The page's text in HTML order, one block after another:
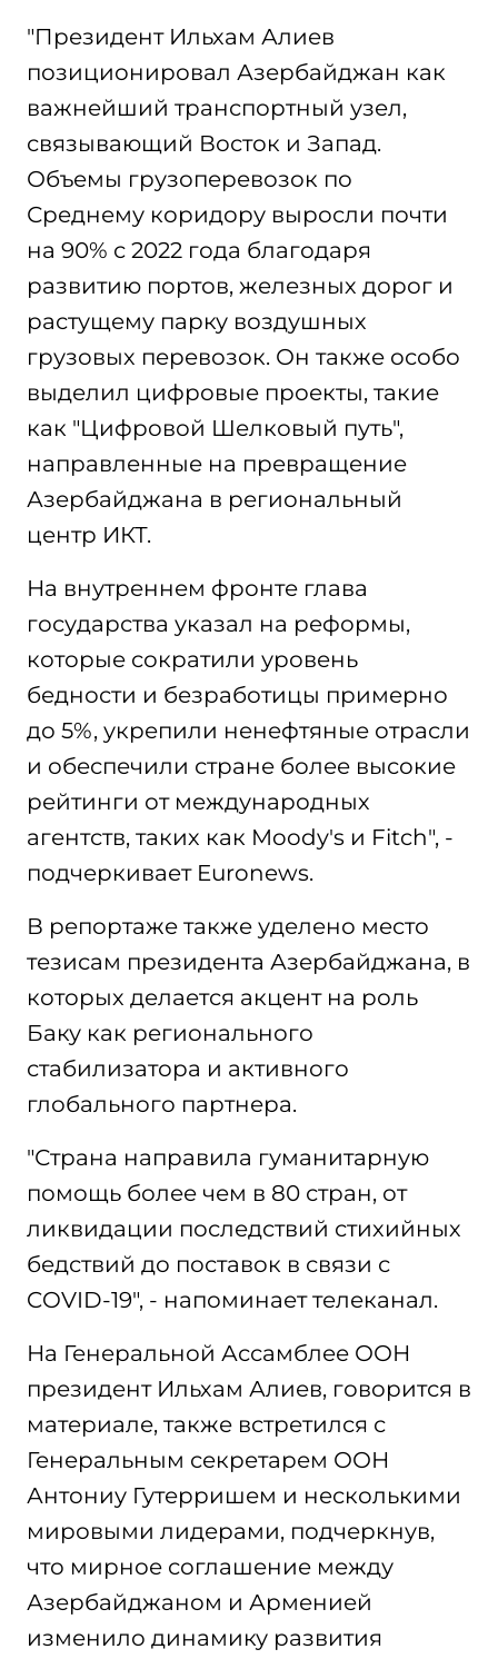
"Президент Ильхам Алиев
позиционировал Азербайджан как
важнейший транспортный узел,
связывающий Восток и Запад.
Объемы грузоперевозок по
Среднему коридору выросли почти
на 90% с 2022 года благодаря
развитию портов, железных дорог и
растущему парку воздушных
грузовых перевозок. Он также особо
выделил цифровые проекты, такие
как "Цифровой Шелковый путь",
направленные на превращение
Азербайджана в региональный
центр ИКТ.
На внутреннем фронте глава
государства указал на реформы,
которые сократили уровень
бедности и безработицы примерно
до 5%, укрепили ненефтяные отрасли
и обеспечили стране более высокие
рейтинги от международных
агентств, таких как Moody's и Fitch", -
подчеркивает Euronews.
В репортаже также уделено место
тезисам президента Азербайджана, в
которых делается акцент на роль
Баку как регионального
стабилизатора и активного
глобального партнера.
"Страна направила гуманитарную
помощь более чем в 80 стран, от
ликвидации последствий стихийных
бедствий до поставок в связи с
COVID-19", - напоминает телеканал.
На Генеральной Ассамблее ООН
президент Ильхам Алиев, говорится в
материале, также встретился с
Генеральным секретарем ООН
Антониу Гутерришем и несколькими
мировыми лидерами, подчеркнув,
что мирное соглашение между
Азербайджаном и Арменией
изменило динамику развития